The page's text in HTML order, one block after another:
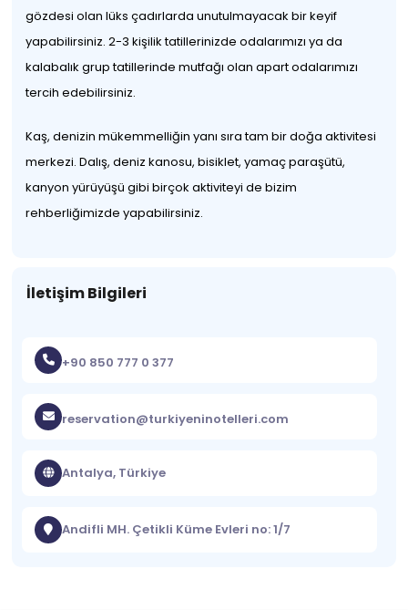
gözdesi olan lüks çadırlarda unutulmayacak bir keyif
yapabilirsiniz. 2-3 kişilik tatillerinizde odalarımızı ya da
kalabalık grup tatillerinde mutfağı olan apart odalarımızı
tercih edebilirsiniz.
Kaş, denizin mükemmelliğin yanı sıra tam bir doğa aktivitesi
merkezi. Dalış, deniz kanosu, bisiklet, yamaç paraşütü,
kanyon yürüyüşü gibi birçok aktiviteyi de bizim
rehberliğimizde yapabilirsiniz.
İletişim Bilgileri
+90 850 777 0 377
reservation@turkiyeninotelleri.com
Antalya, Türkiye
Andifli MH. Çetikli Küme Evleri no: 1/7